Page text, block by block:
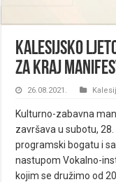
Kalesijsko
za kraj
26.08.2021.
Kulturno-zabavna
završava u subotu,
programski bogatu i
nastupom Vokalno-
kojim se družimo od